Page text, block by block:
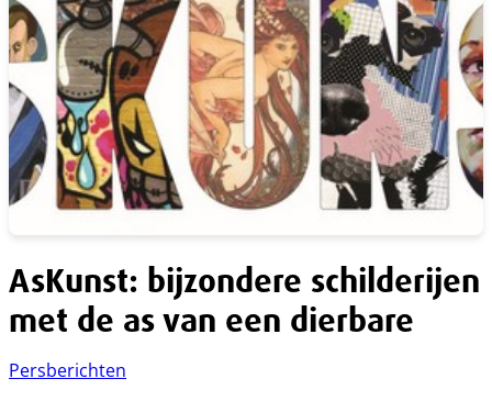
AsKunst: bijzondere schilderijen
met de as van een dierbare
Persberichten